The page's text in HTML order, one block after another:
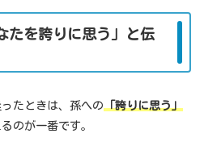
たを誇りに思う」と伝
たときは、孫への「誇りに思う」
のが一番です。